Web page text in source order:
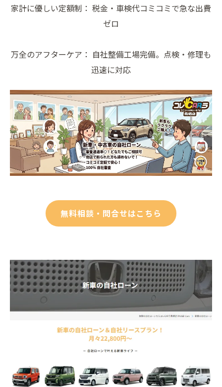
家計に優しい定額制： 税金・車検代コミコミで急な出費
ゼロ
万全のアフターケア： 自社整備工場完備。点検・修理も
迅速に対応
無料相談・問合せはこちら